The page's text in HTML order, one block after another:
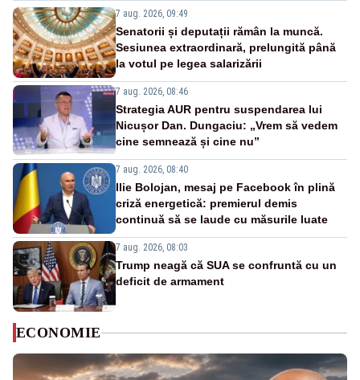
7 aug. 2026, 09:49
Senatorii și deputații rămân la muncă.
Sesiunea extraordinară, prelungită până
la votul pe legea salarizării
7 aug. 2026, 08:46
Strategia AUR pentru suspendarea lui
Nicușor Dan. Dungaciu: „Vrem să vedem
cine semnează și cine nu”
7 aug. 2026, 08:40
Ilie Bolojan, mesaj pe Facebook în plină
criză energetică: premierul demis
continuă să se laude cu măsurile luate
7 aug. 2026, 08:03
Trump neagă că SUA se confruntă cu un
deficit de armament
ECONOMIE